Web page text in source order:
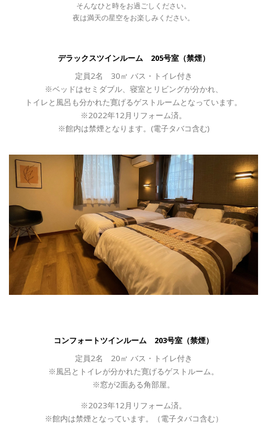
そんなひと時をお過ごしください。
夜は満天の星空をお楽しみください。
デラックスツインルーム 205号室（禁煙）
定員2名 30㎡ バス・トイレ付き
※ベッドはセミダブル、寝室とリビングが分かれ、
トイレと風呂も分かれた寛げるゲストルームとなっています。
※2022年12月リフォーム済。
※館内は禁煙となります。(電子タバコ含む)
コンフォートツインルーム 203号室（禁煙）
定員2名 20㎡ バス・トイレ付き
※風呂とトイレが分かれた寛げるゲストルーム。
※窓が2面ある角部屋。
※2023年12月リフォーム済。
※館内は禁煙となっています。（電子タバコ含む）